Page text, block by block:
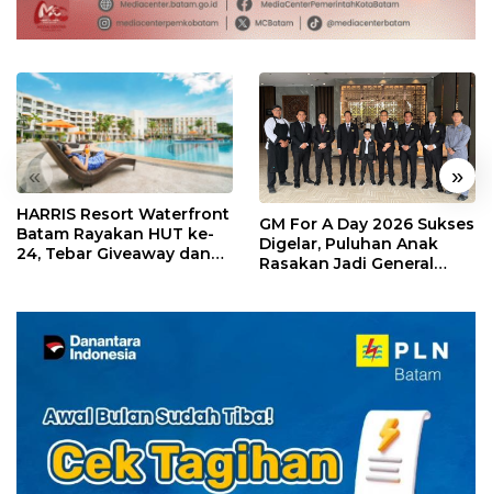
« »
HARRIS Resort Waterfront
Batam Rayakan HUT ke-
24, Tebar Giveaway dan
GM For A Day 2026 Sukses
Digelar, Puluhan Anak
Rasakan Jadi General